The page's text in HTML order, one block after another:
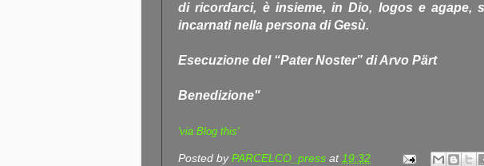
di ricordarci, è insieme, in Dio, logos e agape,
incarnati nella persona di Gesù.
Esecuzione del “Pater Noster” di Arvo Pärt
Benedizione"
'via Blog this'
Posted byPARCELCO_press at19:32